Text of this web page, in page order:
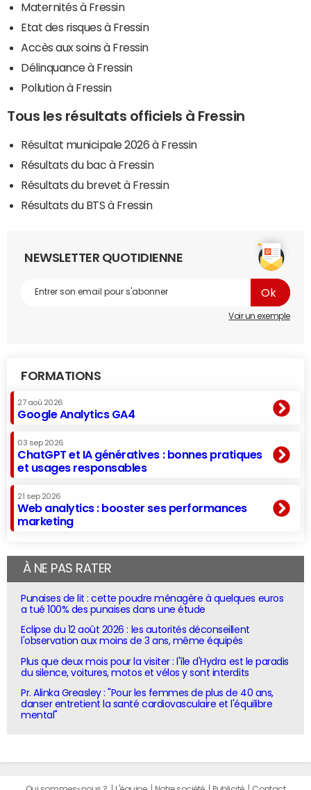
Maternités à Fressin
Etat des risques à Fressin
Accès aux soins à Fressin
Délinquance à Fressin
Pollution à Fressin
Tous les résultats officiels à Fressin
Résultat municipale 2026 à Fressin
Résultats du bac à Fressin
Résultats du brevet à Fressin
Résultats du BTS à Fressin
NEWSLETTER QUOTIDIENNE
Voir un exemple
FORMATIONS
27 aoû 2026
Google Analytics GA4
03 sep 2026
ChatGPT et IA génératives : bonnes pratiques
et usages responsables
21 sep 2026
Web analytics : booster ses performances
marketing
À NE PAS RATER
Punaises de lit : cette poudre ménagère à quelques euros
a tué 100% des punaises dans une étude
Eclipse du 12 août 2026 : les autorités déconseillent
l'observation aux moins de 3 ans, même équipés
Plus que deux mois pour la visiter : l'île d'Hydra est le paradis
du silence, voitures, motos et vélos y sont interdits
Pr. Alinka Greasley : "Pour les femmes de plus de 40 ans,
danser entretient la santé cardiovasculaire et l'équilibre
mental"